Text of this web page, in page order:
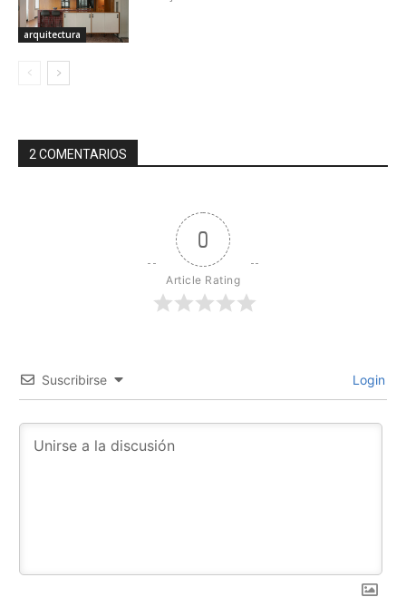
arquitectura
2 COMENTARIOS
0
Article Rating
Suscribirse Login